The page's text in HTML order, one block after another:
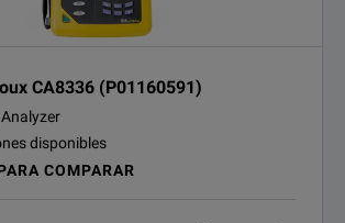
CA8336 (P01160591)
disponibles
COMPARAR